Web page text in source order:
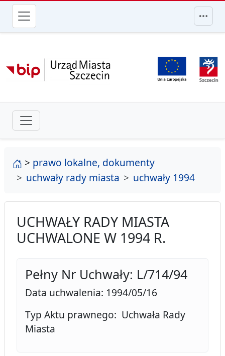
przejdź do głównego menu
strona główna
> prawo lokalne, dokumenty
uchwały rady miasta
uchwały 1994
UCHWAŁY RADY MIASTA
UCHWALONE W 1994 R.
Pełny Nr Uchwały: L/714/94
Data uchwalenia: 1994/05/16
Typ Aktu prawnego: Uchwała Rady
Miasta